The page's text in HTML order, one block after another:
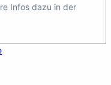
Infos dazu in der